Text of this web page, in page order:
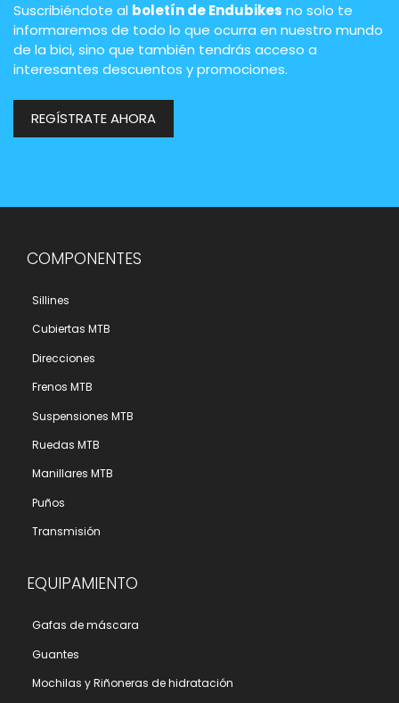
Suscribiéndote al boletín de Endubikes no solo te
informaremos de todo lo que ocurra en nuestro mundo
de la bici, sino que también tendrás acceso a
interesantes descuentos y promociones.
REGÍSTRATE AHORA
COMPONENTES
Sillines
Cubiertas MTB
Direcciones
Frenos MTB
Suspensiones MTB
Ruedas MTB
Manillares MTB
Puños
Transmisión
EQUIPAMIENTO
Gafas de máscara
Guantes
Mochilas y Riñoneras de hidratación